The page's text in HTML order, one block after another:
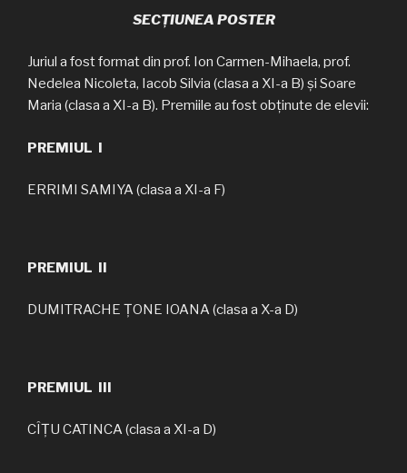
SECȚIUNEA POSTER
Juriul a fost format din prof. Ion Carmen-Mihaela, prof.
Nedelea Nicoleta, Iacob Silvia (clasa a XI-a B) și Soare
Maria (clasa a XI-a B). Premiile au fost obținute de elevii:
PREMIUL I
ERRIMI SAMIYA (clasa a XI-a F)
PREMIUL II
DUMITRACHE ȚONE IOANA (clasa a X-a D)
PREMIUL III
CÎȚU CATINCA (clasa a XI-a D)